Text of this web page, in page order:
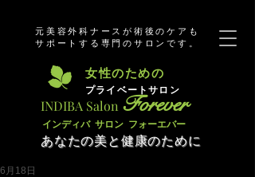
​女性のための
​プライベートサロン
​INDIBA Salon
あなたの美と健康のために
Forever
​インディバ サロン フォーエバー
元美容外科ナースが術後のケアも
サポートする専門のサロンです。
6月18日